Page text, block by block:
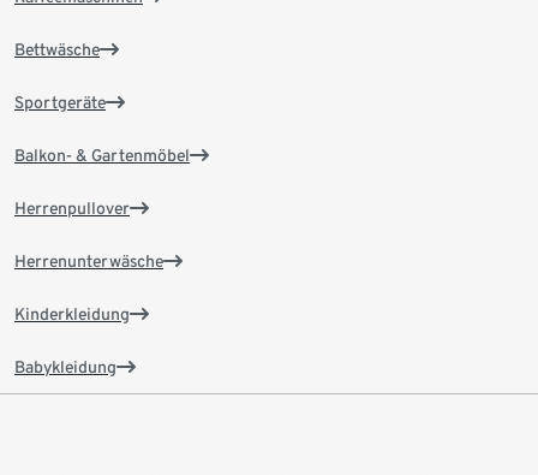
Bettwäsche
Sportgeräte
Balkon- & Gartenmöbel
Herrenpullover
Herrenunterwäsche
Kinderkleidung
Babykleidung